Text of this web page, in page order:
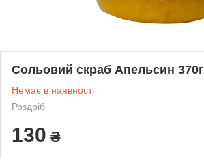
Сольовий скраб Апельсин 370г
Немає в наявності
Роздріб
130 ₴